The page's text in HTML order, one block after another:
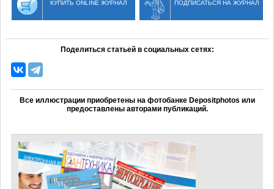
КУПИТЬ ONLINE ЖУРНАЛ ПОДПИСАТЬСЯ НА ЖУРНАЛ
Поделиться статьей в социальных сетях:
Все иллюстрации приобретены на фотобанке Depositphotos или
предоставлены авторами публикаций.